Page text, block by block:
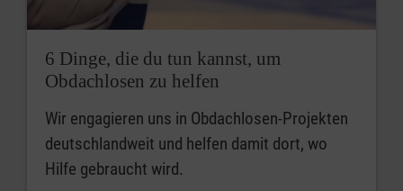
6 Dinge, die du tun kannst, um
Obdachlosen zu helfen
Wir engagieren uns in Obdachlosen-Projekten
deutschlandweit und helfen damit dort, wo
Hilfe gebraucht wird.